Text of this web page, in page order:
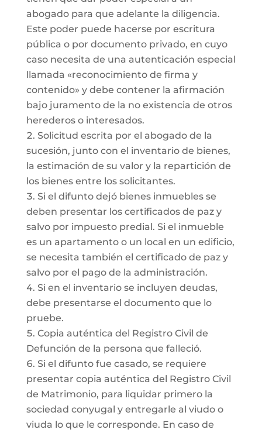
abogado para que adelante la diligencia.
Este poder puede hacerse por escritura
pública o por documento privado, en cuyo
caso necesita de una autenticación especial
llamada «reconocimiento de firma y
contenido» y debe contener la afirmación
bajo juramento de la no existencia de otros
herederos o interesados.
Solicitud escrita por el abogado de la
sucesión, junto con el inventario de bienes,
la estimación de su valor y la repartición de
los bienes entre los solicitantes.
Si el difunto dejó bienes inmuebles se
deben presentar los certificados de paz y
salvo por impuesto predial. Si el inmueble
es un apartamento o un local en un edificio,
se necesita también el certificado de paz y
salvo por el pago de la administración.
Si en el inventario se incluyen deudas,
debe presentarse el documento que lo
pruebe.
Copia auténtica del Registro Civil de
Defunción de la persona que falleció.
Si el difunto fue casado, se requiere
presentar copia auténtica del Registro Civil
de Matrimonio, para liquidar primero la
sociedad conyugal y entregarle al viudo o
viuda lo que le corresponde. En caso de